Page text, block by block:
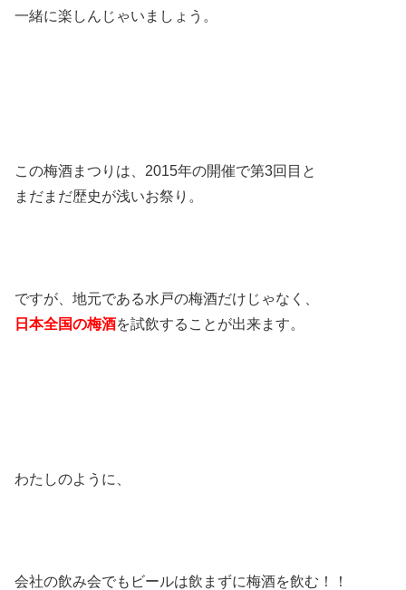
一緒に楽しんじゃいましょう。
この梅酒まつりは、2015年の開催で第3回目と
まだまだ歴史が浅いお祭り。
ですが、地元である水戸の梅酒だけじゃなく、
日本全国の梅酒を試飲することが出来ます。
わたしのように、
会社の飲み会でもビールは飲まずに梅酒を飲む！！